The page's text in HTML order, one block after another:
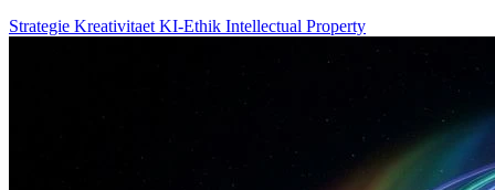
Strategie Kreativitaet KI-Ethik Intellectual Property